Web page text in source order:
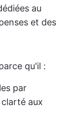
au
et des
qu'il :
par
aux